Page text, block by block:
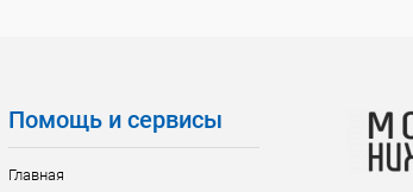
Помощь и сервисы
Главная